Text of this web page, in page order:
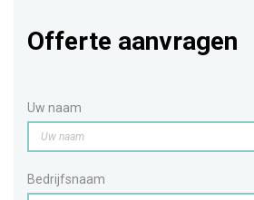
Offerte aanvragen
Uw naam
Bedrijfsnaam